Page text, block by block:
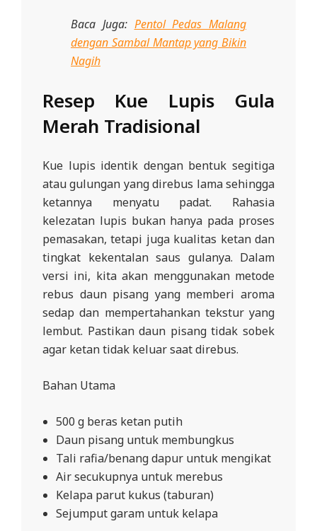
Baca Juga: Pentol Pedas Malang
dengan Sambal Mantap yang Bikin
Nagih
Resep Kue Lupis Gula
Merah Tradisional
Kue lupis identik dengan bentuk segitiga
atau gulungan yang direbus lama sehingga
ketannya menyatu padat. Rahasia
kelezatan lupis bukan hanya pada proses
pemasakan, tetapi juga kualitas ketan dan
tingkat kekentalan saus gulanya. Dalam
versi ini, kita akan menggunakan metode
rebus daun pisang yang memberi aroma
sedap dan mempertahankan tekstur yang
lembut. Pastikan daun pisang tidak sobek
agar ketan tidak keluar saat direbus.
Bahan Utama
500 g beras ketan putih
Daun pisang untuk membungkus
Tali rafia/benang dapur untuk mengikat
Air secukupnya untuk merebus
Kelapa parut kukus (taburan)
Sejumput garam untuk kelapa